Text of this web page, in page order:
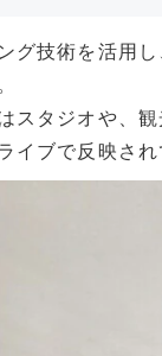
グ技術を活用
スタジオや、
イブで反映され